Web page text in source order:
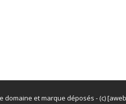
domaine et marque déposés - (c)